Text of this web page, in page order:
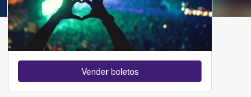
Vender boletos